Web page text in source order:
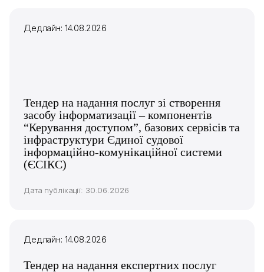
Дедлайн: 14.08.2026
Тендер на надання послуг зі створення
засобу інформатизації – компонентів
“Керування доступом”, базових сервісів та
інфраструктури Єдиної судової
інформаційно-комунікаційної системи
(ЄСІКС)
Дата публікації: 30.06.2026
Дедлайн: 14.08.2026
Тендер на надання експертних послуг